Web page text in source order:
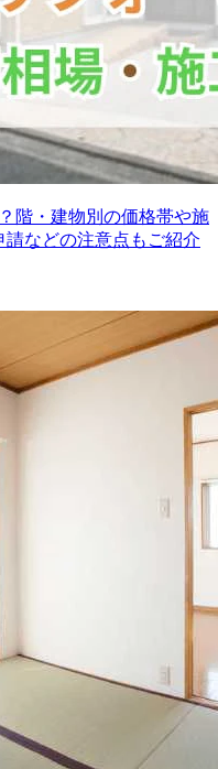
階・建物別の価格帯や施
などの注意点もご紹介